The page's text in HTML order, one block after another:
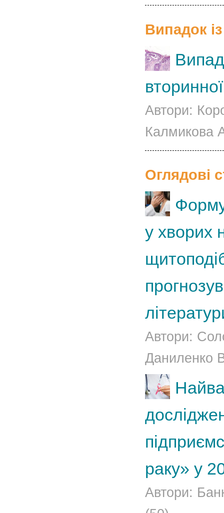
Випадок
Автори:
Калмикова
Оглядові
у хворих
Автори:
Даниленко
раку» у
Автори: